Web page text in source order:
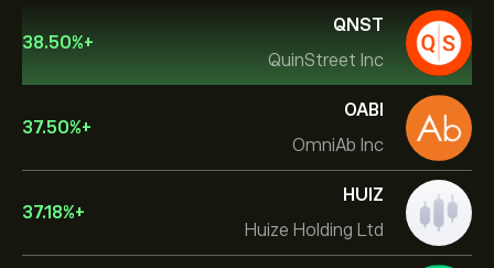
QNST
QuinStreet Inc
+
38.50%
OABI
OmniAb Inc
+
37.50%
HUIZ
Huize Holding Ltd
+
37.18%